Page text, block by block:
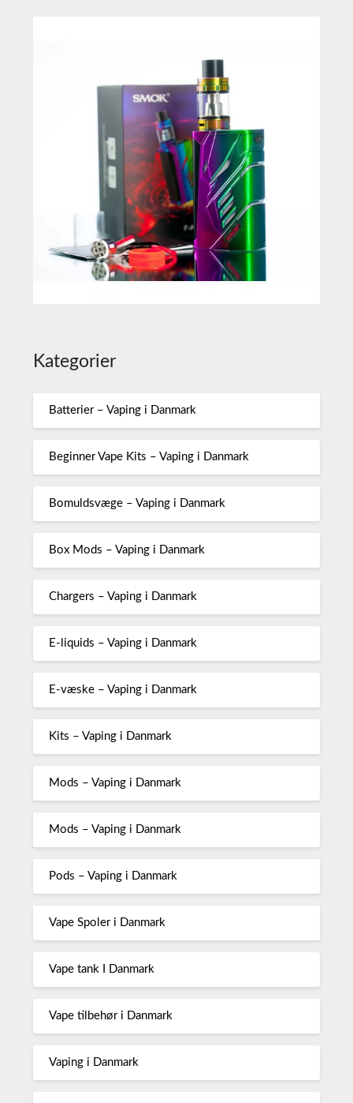
Kategorier
Batterier – Vaping i Danmark
Beginner Vape Kits – Vaping i Danmark
Bomuldsvæge – Vaping i Danmark
Box Mods – Vaping i Danmark
Chargers – Vaping i Danmark
E-liquids – Vaping i Danmark
E-væske – Vaping i Danmark
Kits – Vaping i Danmark
Mods – Vaping i Danmark
Mods – Vaping i Danmark
Pods – Vaping i Danmark
Vape Spoler i Danmark
Vape tank I Danmark
Vape tilbehør i Danmark
Vaping i Danmark